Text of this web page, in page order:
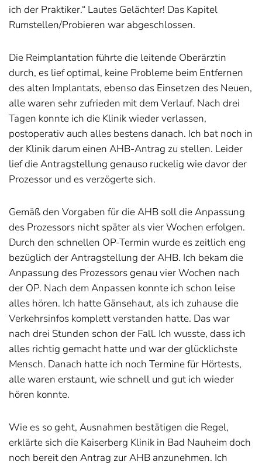
ich der Praktiker.“ Lautes Gelächter! Das Kapitel
Rumstellen/Probieren war abgeschlossen.
Die Reimplantation führte die leitende Oberärztin
durch, es lief optimal, keine Probleme beim Entfernen
des alten Implantats, ebenso das Einsetzen des Neuen,
alle waren sehr zufrieden mit dem Verlauf. Nach drei
Tagen konnte ich die Klinik wieder verlassen,
postoperativ auch alles bestens danach. Ich bat noch in
der Klinik darum einen AHB-Antrag zu stellen. Leider
lief die Antragstellung genauso ruckelig wie davor der
Prozessor und es verzögerte sich.
Gemäß den Vorgaben für die AHB soll die Anpassung
des Prozessors nicht später als vier Wochen erfolgen.
Durch den schnellen OP-Termin wurde es zeitlich eng
bezüglich der Antragstellung der AHB. Ich bekam die
Anpassung des Prozessors genau vier Wochen nach
der OP. Nach dem Anpassen konnte ich schon leise
alles hören. Ich hatte Gänsehaut, als ich zuhause die
Verkehrsinfos komplett verstanden hatte. Das war
nach drei Stunden schon der Fall. Ich wusste, dass ich
alles richtig gemacht hatte und war der glücklichste
Mensch. Danach hatte ich noch Termine für Hörtests,
alle waren erstaunt, wie schnell und gut ich wieder
hören konnte.
Wie es so geht, Ausnahmen bestätigen die Regel,
erklärte sich die Kaiserberg Klinik in Bad Nauheim doch
noch bereit den Antrag zur AHB anzunehmen. Ich